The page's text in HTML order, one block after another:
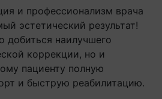
и профессионализм врача
эстетический результат!
добиться наилучшего
коррекции, но и
пациенту полную
и быструю реабилитацию.